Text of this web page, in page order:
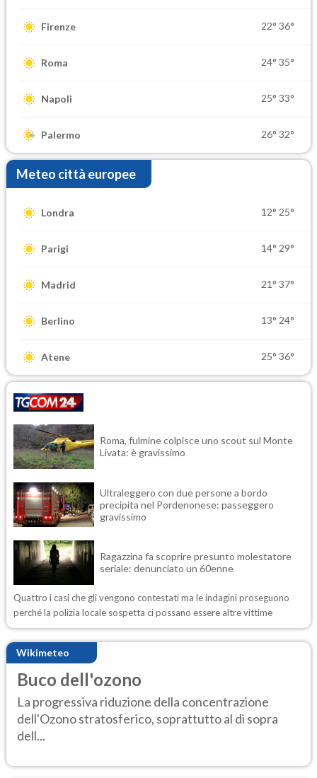
Firenze 22° 36°
Roma 24° 35°
Napoli 25° 33°
Palermo 26° 32°
Meteo città europee
Londra 12° 25°
Parigi 14° 29°
Madrid 21° 37°
Berlino 13° 24°
Atene 25° 36°
Wikimeteo
Buco dell'ozono
La progressiva riduzione della concentrazione
dell'Ozono stratosferico, soprattutto al di sopra
dell...
Roma, fulmine colpisce uno scout sul Monte
Livata: è gravissimo
Ultraleggero con due persone a bordo
precipita nel Pordenonese: passeggero
gravissimo
Ragazzina fa scoprire presunto molestatore
seriale: denunciato un 60enne
Quattro i casi che gli vengono contestati ma le indagini proseguono
perché la polizia locale sospetta ci possano essere altre vittime